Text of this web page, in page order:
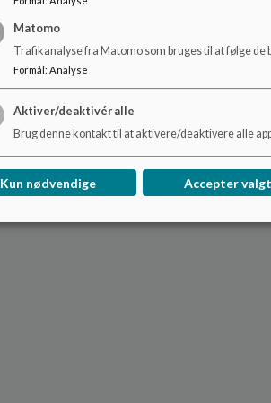
Uge 42 (efterårsferien)
Matomo
Trafikanalyse fra Matomo som bruges til at følge de
Formål : Analyse
Aktiver/deaktivér alle
Brug denne kontakt til at aktivere/deaktivere alle
Kun nødvendige Accepter